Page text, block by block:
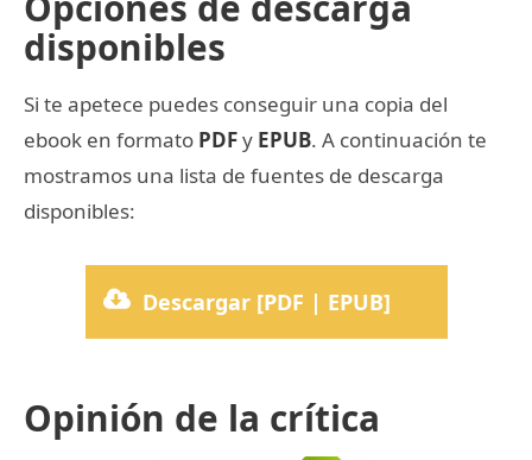
disponibles
Si te apetece puedes conseguir una copia del
ebook en formato PDFy EPUB. A continuación te
mostramos una lista de fuentes de descarga
disponibles:
Descargar [PDF | EPUB]
Opinión de la crítica